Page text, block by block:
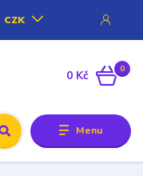
Menu
CZK
0
0 Kč